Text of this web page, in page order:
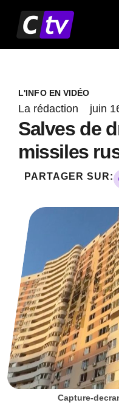
contenu
L'INFO EN VIDÉO
La rédaction juin
Salves de
missiles
PARTAGER SUR:
Capture-